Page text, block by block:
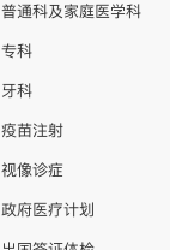
普通科及家庭医学科
专科
牙科
疫苗注射
视像诊症
政府医疗计划